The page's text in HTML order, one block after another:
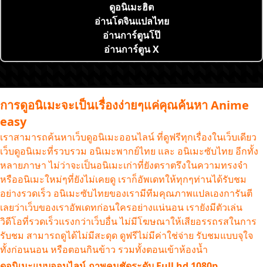
ดูอนิเมะฮิต
อ่านโดจินแปลไทย
อ่านการ์ตูนโป๊
อ่านการ์ตูน X
การดูอนิเมะจะเป็นเรื่องง่ายๆแค่คุณค้นหา Anime
easy
เราสามารถค้นหาเว็บดูอนิเมะออนไลน์ ที่ดูฟรีทุกเรื่องในเว็บเดียว
เว็บดูอนิเมะที่รวบรวม อนิเมะพากย์ไทย และ อนิเมะซับไทย อีกทั้ง
หลายภาษา ไม่ว่าจะเป็นอนิเมะเก่าที่ยังตราตรึงในความทรงจำ
หรืออนิเมะใหม่ๆที่ยังไม่เคยดู เราก็อัพเดทให้ทุกๆท่านได้รับชม
อย่างรวดเร็ว อนิเมะซับไทยของเรามีทีมคุณภาพแปลเองการันตี
เลยว่าเว็บของเราอัพเดทก่อนใครอย่างแน่นอน เรายังมีตัวเล่น
วิดีโอที่รวดเร็วแรงกว่าเว็บอื่น ไม่มีโฆษณาให้เสียอรรถรสในการ
รับชม สามารถดูได้ไม่มีสะดุด ดูฟรีไม่มีค่าใช่จ่าย รับชมแบบจุใจ
ทั้งก่อนนอน หรือตอนกินข้าว รวมทั้งตอนเข้าห้องน้ำ